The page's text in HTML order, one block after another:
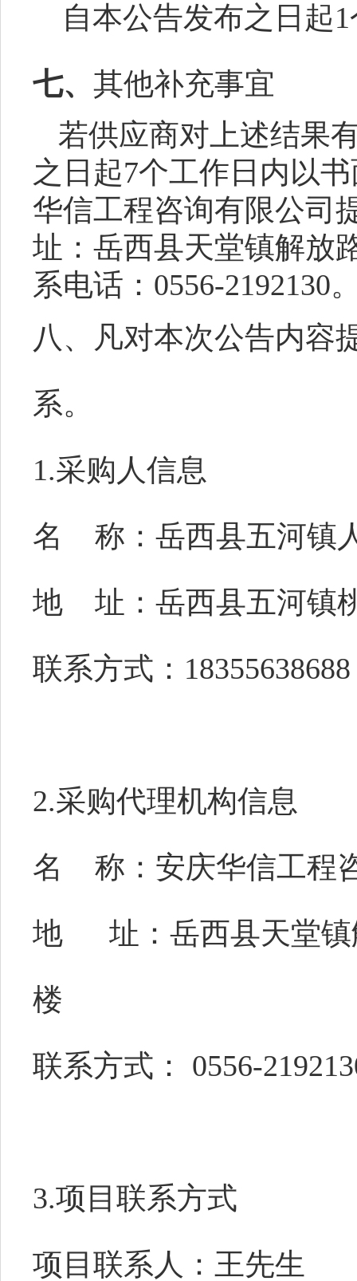
自本公告发布之日起1
七、 其他补充事宜
若供应商对上述结果
之日起7个工作日内以
华信工程咨询有限公司
址： 岳西县天堂镇解放
系电话： 0556-2192130
八 、凡对本次公告内容
系。
1.采购人信息
名
称： 岳西县五河镇
地
址： 岳西县五河镇
联系方式： 18355638688
2.采购代理机构信息
名
称： 安庆华信工程
地
址： 岳西县天堂
楼
联系方式 ： 0556-
3.项目联系方式
项目联系人：王先生